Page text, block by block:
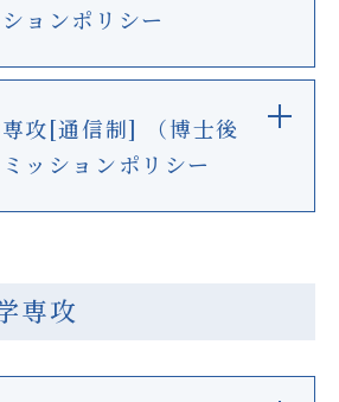
ョンポリシー
攻[通信制] （博士後
ッションポリシー
専攻